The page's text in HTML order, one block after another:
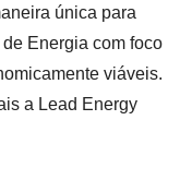
única para
Energia com foco
viáveis.
a Lead Energy